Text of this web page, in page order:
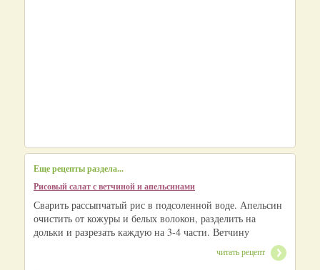
Еще рецепты раздела...
Рисовый салат с ветчиной и апельсинами
Сварить рассыпчатый рис в подсоленной воде. Апельсин
очистить от кожуры и белых волокон, разделить на
дольки и разрезать каждую на 3-4 части. Ветчину
читать рецепт